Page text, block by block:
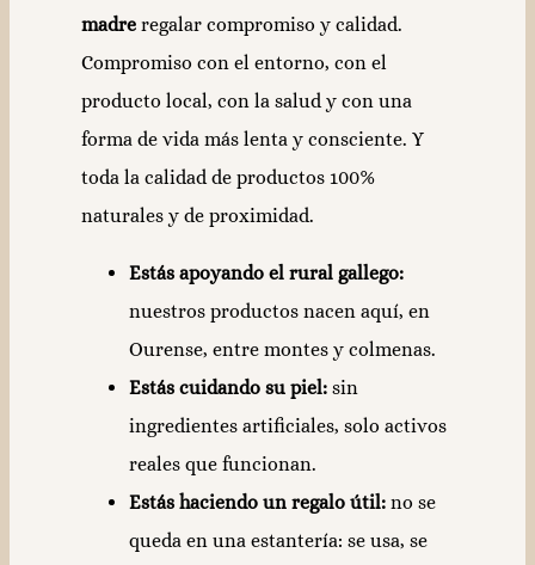
madre regalar compromiso y calidad.
Compromiso con el entorno, con el
producto local, con la salud y con una
forma de vida más lenta y consciente. Y
toda la calidad de productos 100%
naturales y de proximidad.
Estás apoyando el rural gallego:
nuestros productos nacen aquí, en
Ourense, entre montes y colmenas.
Estás cuidando su piel: sin
ingredientes artificiales, solo activos
reales que funcionan.
Estás haciendo un regalo útil: no se
queda en una estantería: se usa, se